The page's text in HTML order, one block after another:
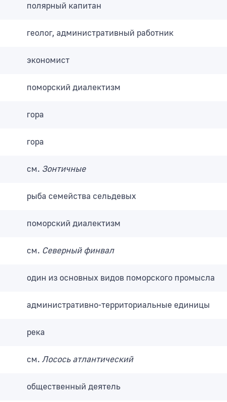
полярный капитан
геолог, административный работник
экономист
поморский диалектизм
гора
гора
см. Зонтичные
рыба семейства сельдевых
поморский диалектизм
см. Северный финвал
один из основных видов поморского промысла
административно-территориальные единицы
река
см. Лосось атлантический
общественный деятель